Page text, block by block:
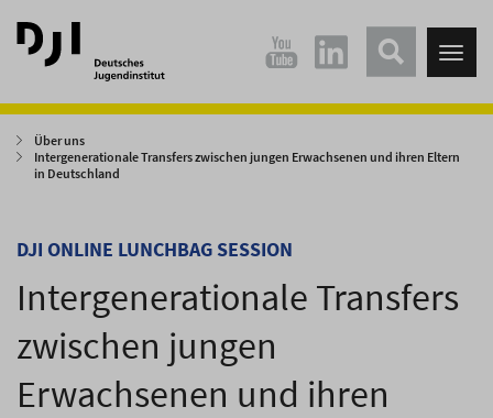
Direkt
zum
Hauptinhalt
Direkt
zum
Hauptmenü
Über uns
Intergenerationale Transfers zwischen jungen Erwachsenen und ihren Eltern
in Deutschland
DJI ONLINE LUNCHBAG SESSION
Intergenerationale Transfers
zwischen jungen
Erwachsenen und ihren